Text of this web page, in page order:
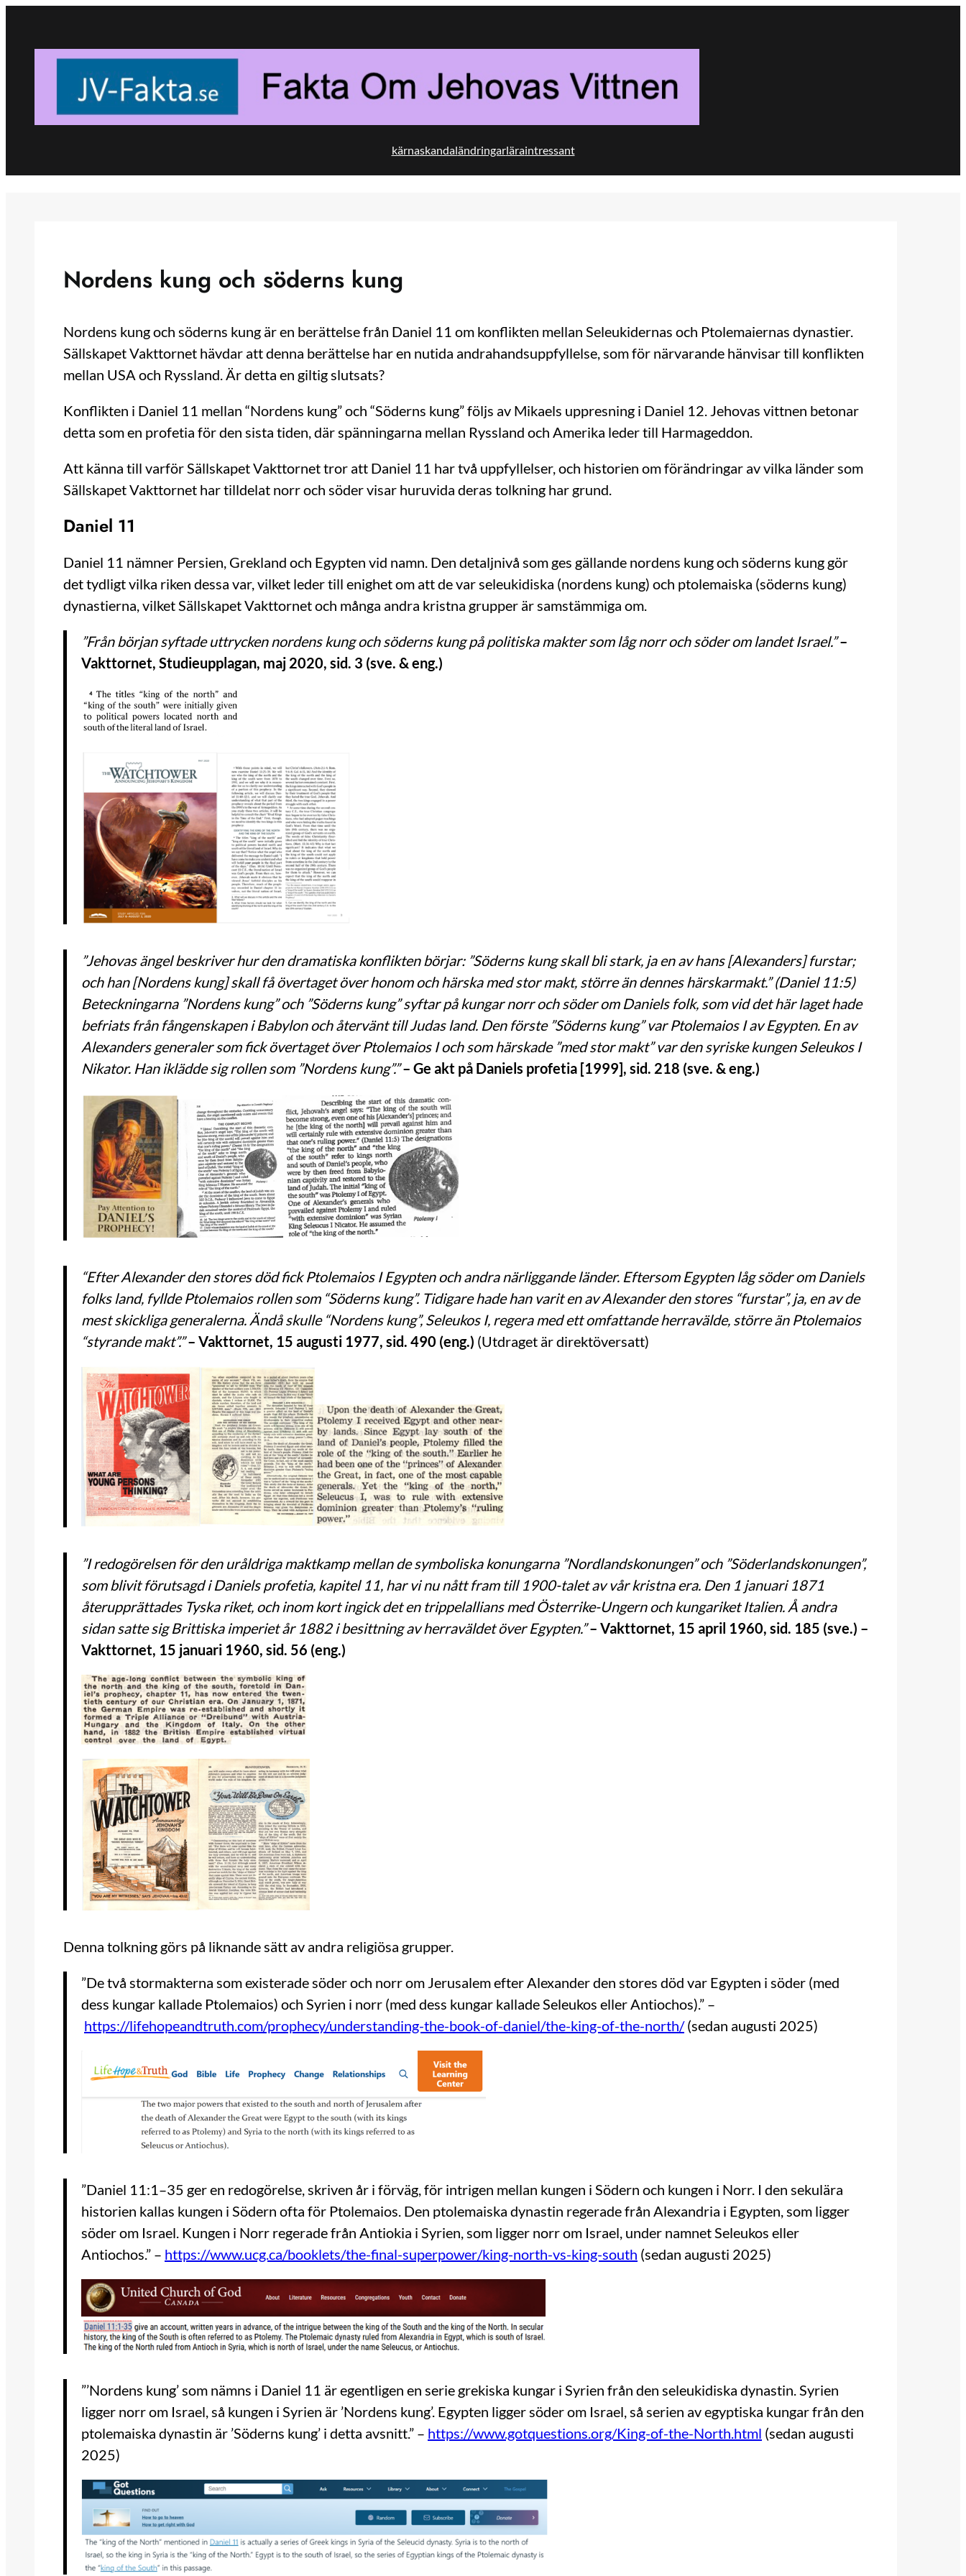
kärnaskandaländringarläraintressant
Nordens kung och söderns kung
Nordens kung och söderns kung är en berättelse från Daniel 11 om konflikten mellan Seleukidernas och Ptolemaiernas dynastier.
Sällskapet Vakttornet hävdar att denna berättelse har en nutida andrahandsuppfyllelse, som för närvarande hänvisar till konflikten
mellan USA och Ryssland. Är detta en giltig slutsats?
Konflikten i Daniel 11 mellan “Nordens kung” och “Söderns kung” följs av Mikaels uppresning i Daniel 12. Jehovas vittnen betonar
detta som en profetia för den sista tiden, där spänningarna mellan Ryssland och Amerika leder till Harmageddon.
Att känna till varför Sällskapet Vakttornet tror att Daniel 11 har två uppfyllelser, och historien om förändringar av vilka länder som
Sällskapet Vakttornet har tilldelat norr och söder visar huruvida deras tolkning har grund.
Daniel 11
Daniel 11 nämner Persien, Grekland och Egypten vid namn. Den detaljnivå som ges gällande nordens kung och söderns kung gör
det tydligt vilka riken dessa var, vilket leder till enighet om att de var seleukidiska (nordens kung) och ptolemaiska (söderns kung)
dynastierna, vilket Sällskapet Vakttornet och många andra kristna grupper är samstämmiga om.
”Från början syftade uttrycken nordens kung och söderns kung på politiska makter som låg norr och söder om landet Israel.” –
Vakttornet, Studieupplagan, maj 2020, sid. 3 (sve. & eng.)
”Jehovas ängel beskriver hur den dramatiska konflikten börjar: ”Söderns kung skall bli stark, ja en av hans [Alexanders] furstar;
och han [Nordens kung] skall få övertaget över honom och härska med stor makt, större än dennes härskarmakt.” (Daniel 11:5)
Beteckningarna ”Nordens kung” och ”Söderns kung” syftar på kungar norr och söder om Daniels folk, som vid det här laget hade
befriats från fångenskapen i Babylon och återvänt till Judas land. Den förste ”Söderns kung” var Ptolemaios I av Egypten. En av
Alexanders generaler som fick övertaget över Ptolemaios I och som härskade ”med stor makt” var den syriske kungen Seleukos I
Nikator. Han iklädde sig rollen som ”Nordens kung”.”– Ge akt på Daniels profetia [1999], sid. 218 (sve. & eng.)
“Efter Alexander den stores död fick Ptolemaios I Egypten och andra närliggande länder. Eftersom Egypten låg söder om Daniels
folks land, fyllde Ptolemaios rollen som “Söderns kung”. Tidigare hade han varit en av Alexander den stores “furstar”, ja, en av de
mest skickliga generalerna. Ändå skulle “Nordens kung”, Seleukos I, regera med ett omfattande herravälde, större än Ptolemaios
“styrande makt”.” – Vakttornet, 15 augusti 1977, sid. 490 (eng.) (Utdraget är direktöversatt)
”I redogörelsen för den uråldriga maktkamp mellan de symboliska konungarna ”Nordlandskonungen” och ”Söderlandskonungen”,
som blivit förutsagd i Daniels profetia, kapitel 11, har vi nu nått fram till 1900-talet av vår kristna era. Den 1 januari 1871
återupprättades Tyska riket, och inom kort ingick det en trippelallians med Österrike-Ungern och kungariket Italien. Å andra
sidan satte sig Brittiska imperiet år 1882 i besittning av herraväldet över Egypten.” – Vakttornet, 15 april 1960, sid. 185 (sve.) –
Vakttornet, 15 januari 1960, sid. 56 (eng.)
Denna tolkning görs på liknande sätt av andra religiösa grupper.
”De två stormakterna som existerade söder och norr om Jerusalem efter Alexander den stores död var Egypten i söder (med
dess kungar kallade Ptolemaios) och Syrien i norr (med dess kungar kallade Seleukos eller Antiochos).” –
https://lifehopeandtruth.com/prophecy/understanding-the-book-of-daniel/the-king-of-the-north/(sedan augusti 2025)
”Daniel 11:1–35 ger en redogörelse, skriven år i förväg, för intrigen mellan kungen i Södern och kungen i Norr. I den sekulära
historien kallas kungen i Södern ofta för Ptolemaios. Den ptolemaiska dynastin regerade från Alexandria i Egypten, som ligger
söder om Israel. Kungen i Norr regerade från Antiokia i Syrien, som ligger norr om Israel, under namnet Seleukos eller
Antiochos.” – https://www.ucg.ca/booklets/the-final-superpower/king-north-vs-king-south (sedan augusti 2025)
”’Nordens kung’ som nämns i Daniel 11 är egentligen en serie grekiska kungar i Syrien från den seleukidiska dynastin. Syrien
ligger norr om Israel, så kungen i Syrien är ’Nordens kung’. Egypten ligger söder om Israel, så serien av egyptiska kungar från den
ptolemaiska dynastin är ’Söderns kung’ i detta avsnitt.” – https://www.gotquestions.org/King-of-the-North.html (sedan augusti
2025)